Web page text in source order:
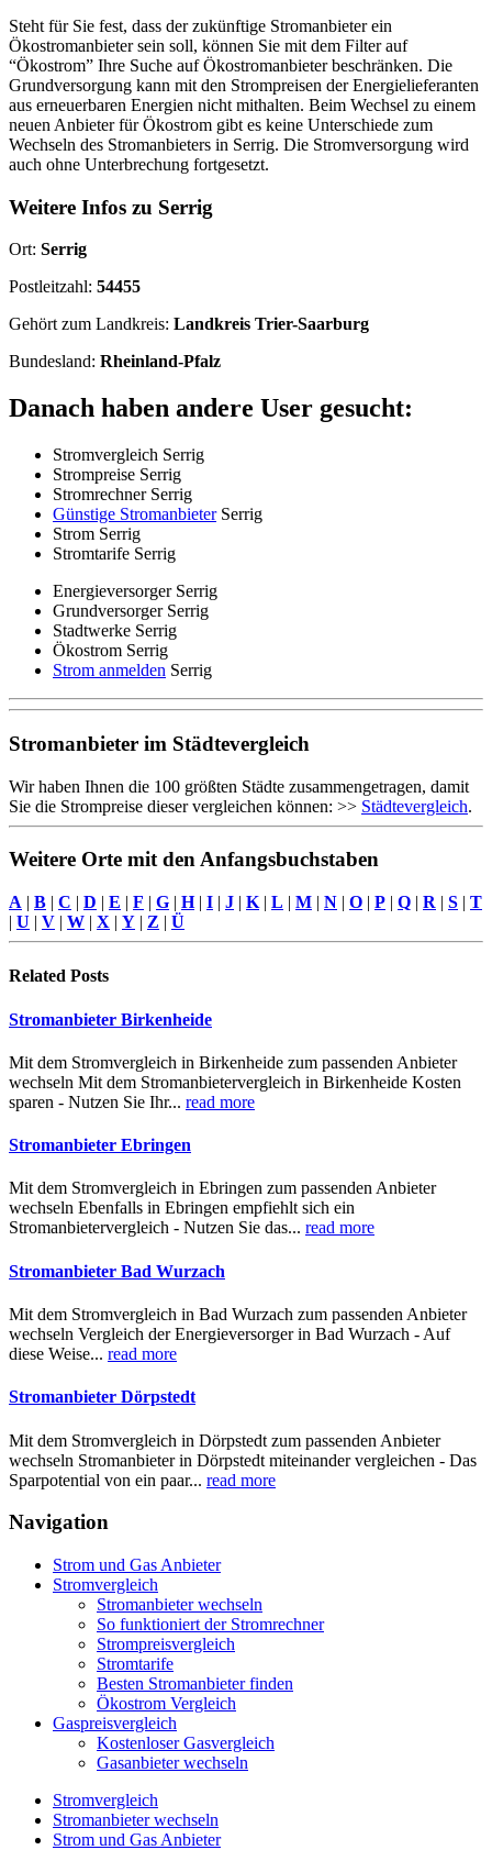
Steht für Sie fest, dass der zukünftige Stromanbieter ein
Ökostromanbieter sein soll, können Sie mit dem Filter auf
“Ökostrom” Ihre Suche auf Ökostromanbieter beschränken. Die
Grundversorgung kann mit den Strompreisen der Energielieferanten
aus erneuerbaren Energien nicht mithalten. Beim Wechsel zu einem
neuen Anbieter für Ökostrom gibt es keine Unterschiede zum
Wechseln des Stromanbieters in Serrig. Die Stromversorgung wird
auch ohne Unterbrechung fortgesetzt.
Weitere Infos zu Serrig
Ort: Serrig
Postleitzahl: 54455
Gehört zum Landkreis: Landkreis Trier-Saarburg
Bundesland: Rheinland-Pfalz
Danach haben andere User gesucht:
Stromvergleich Serrig
Strompreise Serrig
Stromrechner Serrig
Günstige StromanbieterSerrig
Strom Serrig
Stromtarife Serrig
Energieversorger Serrig
Grundversorger Serrig
Stadtwerke Serrig
Ökostrom Serrig
Strom anmelden Serrig
Stromanbieter im Städtevergleich
Wir haben Ihnen die 100 größten Städte zusammengetragen, damit
Sie die Strompreise dieser vergleichen können: >> Städtevergleich.
Weitere Orte mit den Anfangsbuchstaben
A | B | C | D | E | F | G | H| I | J | K | L | M | N | O | P | Q | R | S | T
| U | V | W | X | Y | Z | Ü
Related Posts
Stromanbieter Birkenheide
Mit dem Stromvergleich in Birkenheide zum passenden Anbieter
wechseln Mit dem Stromanbietervergleich in Birkenheide Kosten
sparen - Nutzen Sie Ihr... read more
Stromanbieter Ebringen
Mit dem Stromvergleich in Ebringen zum passenden Anbieter
wechseln Ebenfalls in Ebringen empfiehlt sich ein
Stromanbietervergleich - Nutzen Sie das... read more
Stromanbieter Bad Wurzach
Mit dem Stromvergleich in Bad Wurzach zum passenden Anbieter
wechseln Vergleich der Energieversorger in Bad Wurzach - Auf
diese Weise... read more
Stromanbieter Dörpstedt
Mit dem Stromvergleich in Dörpstedt zum passenden Anbieter
wechseln Stromanbieter in Dörpstedt miteinander vergleichen - Das
Sparpotential von ein paar... read more
Navigation
Strom und Gas Anbieter
Stromvergleich
Stromanbieter wechseln
So funktioniert der Stromrechner
Strompreisvergleich
Stromtarife
Besten Stromanbieter finden
Ökostrom Vergleich
Gaspreisvergleich
Kostenloser Gasvergleich
Gasanbieter wechseln
Stromvergleich
Stromanbieter wechseln
Strom und Gas Anbieter